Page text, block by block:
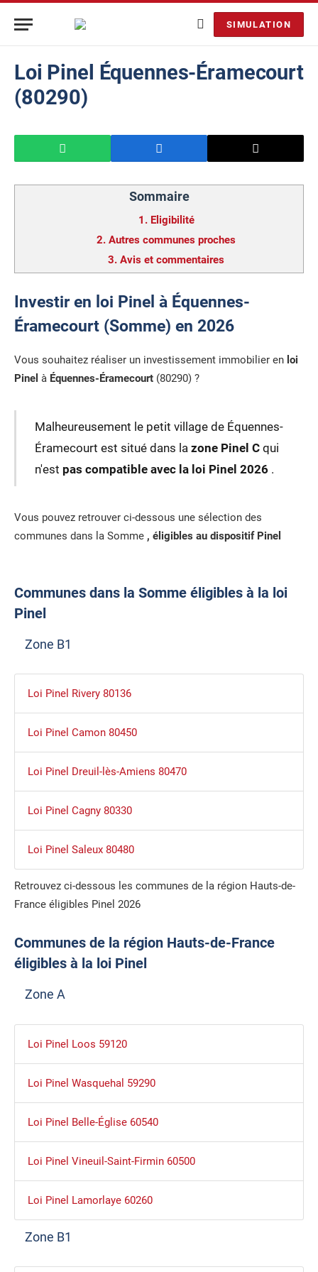
SIMULATION
Loi Pinel Équennes-Éramecourt
(80290)
Sommaire
1. Eligibilité
2. Autres communes proches
3. Avis et commentaires
Investir en loi Pinel à Équennes-
Éramecourt (Somme) en 2026
Vous souhaitez réaliser un investissement immobilier en loi
Pinel à Équennes-Éramecourt (80290) ?
Malheureusement le petit village de Équennes-
Éramecourt est situé dans la zone Pinel Cqui
n'est pas compatible avec la loi Pinel 2026 .
Vous pouvez retrouver ci-dessous une sélection des
communes dans la Somme , éligibles au dispositif Pinel
Communes dans la Somme éligibles à la loi
Pinel
Zone B1
Loi Pinel Rivery 80136
Loi Pinel Camon 80450
Loi Pinel Dreuil-lès-Amiens 80470
Loi Pinel Cagny 80330
Loi Pinel Saleux 80480
Retrouvez ci-dessous les communes de la région Hauts-de-
France éligibles Pinel 2026
Communes de la région Hauts-de-France
éligibles à la loi Pinel
Zone A
Loi Pinel Loos 59120
Loi Pinel Wasquehal 59290
Loi Pinel Belle-Église 60540
Loi Pinel Vineuil-Saint-Firmin 60500
Loi Pinel Lamorlaye 60260
Zone B1